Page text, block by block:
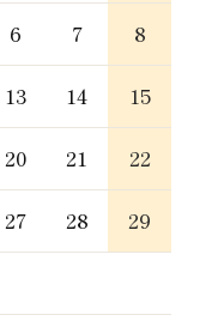
6 7 8
13 14 15
20 21 22
27 28 29